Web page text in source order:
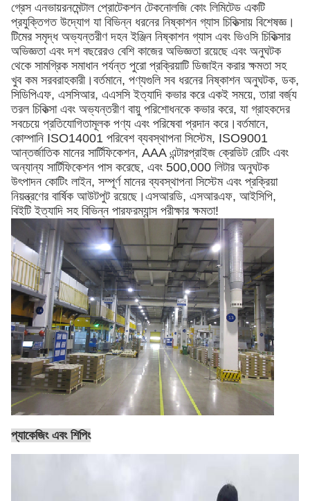
গ্রেস এনভায়রনমেন্টাল প্রোটেকশন টেকনোলজি কোং লিমিটেড একটি
প্রযুক্তিগত উদ্যোগ যা বিভিন্ন ধরনের নিষ্কাশন গ্যাস চিকিত্সায় বিশেষজ্ঞ।
টিমের সমৃদ্ধ অভ্যন্তরীণ দহন ইঞ্জিন নিষ্কাশন গ্যাস এবং ভিওসি চিকিত্সার
অভিজ্ঞতা এবং দশ বছরেরও বেশি কাজের অভিজ্ঞতা রয়েছে এবং অনুঘটক
থেকে সামগ্রিক সমাধান পর্যন্ত পুরো প্রক্রিয়াটি ডিজাইন করার ক্ষমতা সহ
খুব কম সরবরাহকারী।বর্তমানে, পণ্যগুলি সব ধরনের নিষ্কাশন অনুঘটক, ডক,
সিডিপিএফ, এসসিআর, এএসসি ইত্যাদি কভার করে একই সময়ে, তারা বর্জ্য
তরল চিকিত্সা এবং অভ্যন্তরীণ বায়ু পরিশোধনকে কভার করে, যা গ্রাহকদের
সবচেয়ে প্রতিযোগিতামূলক পণ্য এবং পরিষেবা প্রদান করে।বর্তমানে,
কোম্পানি ISO14001 পরিবেশ ব্যবস্থাপনা সিস্টেম, ISO9001
আন্তর্জাতিক মানের সার্টিফিকেশন, AAA এন্টারপ্রাইজ ক্রেডিট রেটিং এবং
অন্যান্য সার্টিফিকেশন পাস করেছে, এবং 500,000 লিটার অনুঘটক
উৎপাদন কোটিং লাইন, সম্পূর্ণ মানের ব্যবস্থাপনা সিস্টেম এবং প্রক্রিয়া
নিয়ন্ত্রণের বার্ষিক আউটপুট রয়েছে।এসআরডি, এসআরএফ, আইসিপি,
বিইটি ইত্যাদি সহ বিভিন্ন পারফরম্যান্স পরীক্ষার ক্ষমতা!
প্যাকেজিং এবং শিপিং